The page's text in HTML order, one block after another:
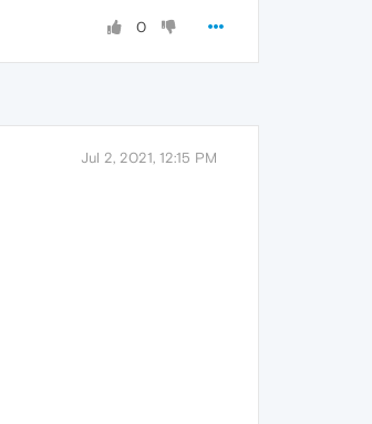
0
Jul 2, 2021, 12:15 PM